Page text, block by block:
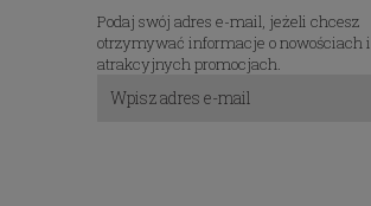
Podaj swój adres e-mail, jeżeli chcesz
otrzymywać informacje o nowościach i
atrakcyjnych promocjach.